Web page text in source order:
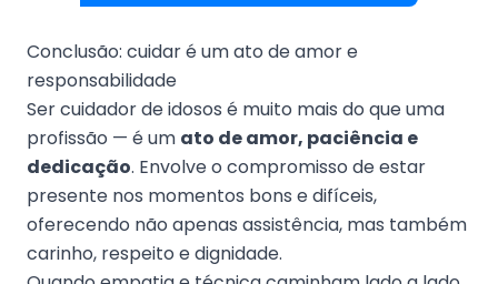
Conclusão: cuidar é um ato de amor e
responsabilidade
Ser cuidador de idosos é muito mais do que uma
profissão — é um ato de amor, paciência e
dedicação. Envolve o compromisso de estar
presente nos momentos bons e difíceis,
oferecendo não apenas assistência, mas também
carinho, respeito e dignidade.